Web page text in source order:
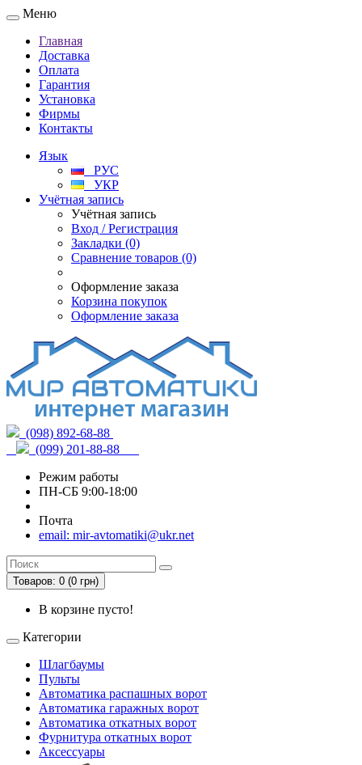
Меню
Главная
Доставка
Оплата
Гарантия
Установка
Фирмы
Контакты
Язык
РУС
УКР
Учётная запись
Учётная запись
Вход / Регистрация
Закладки (0)
Сравнение товаров (0)
Оформление заказа
Корзина покупок
Оформление заказа
(098) 892-68-88
(099) 201-88-88
Режим работы
ПН-СБ 9:00-18:00
Почта
email: mir-avtomatiki@ukr.net
Товаров: 0 (0 грн)
В корзине пусто!
Категории
Шлагбаумы
Пульты
Автоматика распашных ворот
Автоматика гаражных ворот
Автоматика откатных ворот
Фурнитура откатных ворот
Аксессуары